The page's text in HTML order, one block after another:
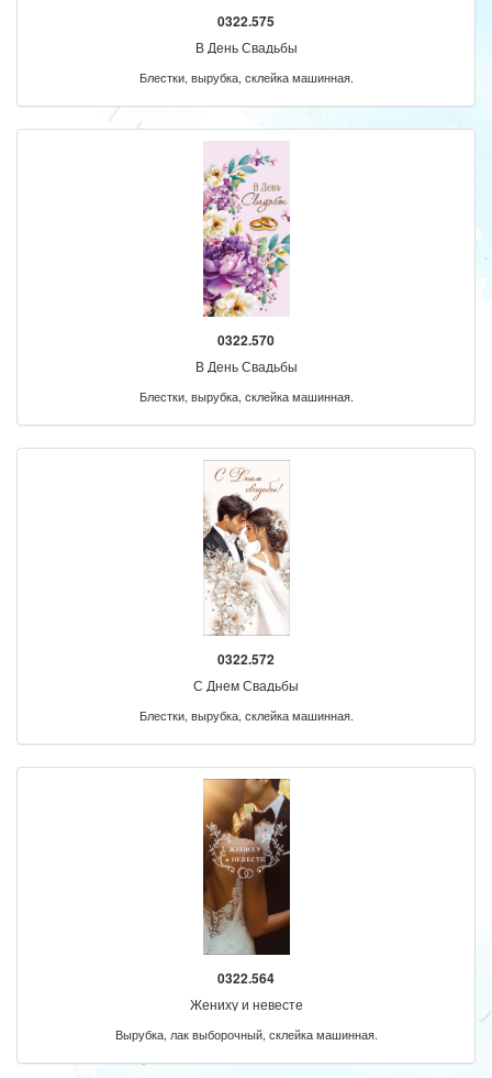
0322.575
В День Свадьбы
Блестки, вырубка, склейка машинная.
0322.570
В День Свадьбы
Блестки, вырубка, склейка машинная.
0322.572
С Днем Свадьбы
Блестки, вырубка, склейка машинная.
0322.564
Жениху и невесте
Вырубка, лак выборочный, склейка машинная.